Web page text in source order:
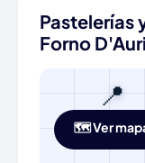
Pastelerías
Forno D'Auri
📍
🗺️ Ver